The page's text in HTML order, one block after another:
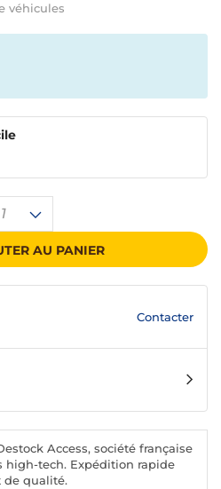
véhicules
1
AU PANIER
Contacter
Access, société française
high-tech. Expédition rapide
de qualité.